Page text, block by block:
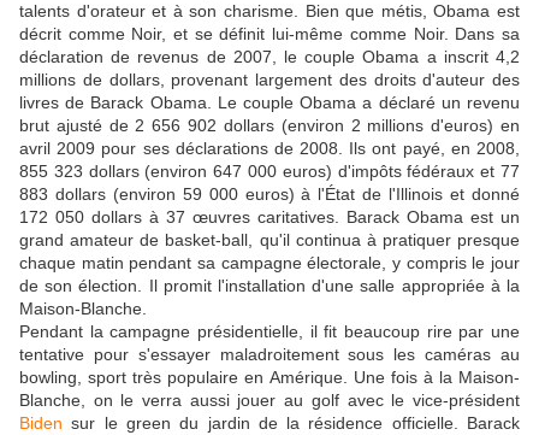
talents d'orateur et à son charisme. Bien que métis, Obama est
décrit comme Noir, et se définit lui-même comme Noir. Dans sa
déclaration de revenus de 2007, le couple Obama a inscrit 4,2
millions de dollars, provenant largement des droits d'auteur des
livres de Barack Obama. Le couple Obama a déclaré un revenu
brut ajusté de 2 656 902 dollars (environ 2 millions d'euros) en
avril 2009 pour ses déclarations de 2008. Ils ont payé, en 2008,
855 323 dollars (environ 647 000 euros) d'impôts fédéraux et 77
883 dollars (environ 59 000 euros) à l'État de l'Illinois et donné
172 050 dollars à 37 œuvres caritatives. Barack Obama est un
grand amateur de basket-ball, qu'il continua à pratiquer presque
chaque matin pendant sa campagne électorale, y compris le jour
de son élection. Il promit l'installation d'une salle appropriée à la
Maison-Blanche.
Pendant la campagne présidentielle, il fit beaucoup rire par une
tentative pour s'essayer maladroitement sous les caméras au
bowling, sport très populaire en Amérique. Une fois à la Maison-
Blanche, on le verra aussi jouer au golf avec le vice-président
Biden sur le green du jardin de la résidence officielle. Barack